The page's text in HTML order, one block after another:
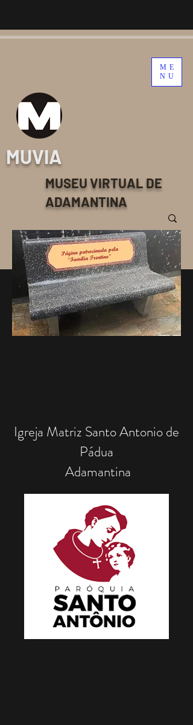
ME
NU
MUVIA
MUSEU VIRTUAL DE
ADAMANTINA
Igreja Matriz Santo Antonio de
Pádua
Adamantina